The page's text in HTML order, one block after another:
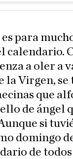
para
calendario.
a oler a
la Virgen,
que
de ángel
si
domingo
de